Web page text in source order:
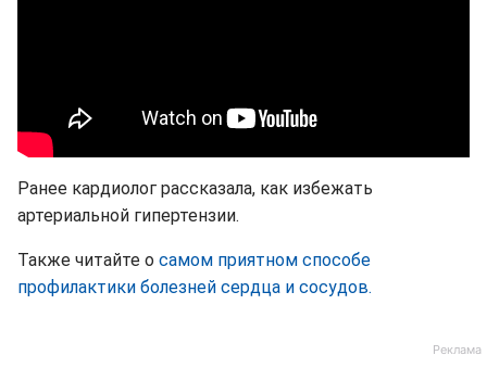
Ранее кардиолог рассказала, как избежать
артериальной гипертензии.
Также читайте о самом приятном способе
профилактики болезней сердца и сосудов.